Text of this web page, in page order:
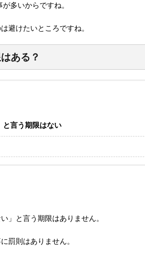
多いからですね。
避けたいところですね。
ある？
言う期限はない
」と言う期限はありません。
罰則はありません。